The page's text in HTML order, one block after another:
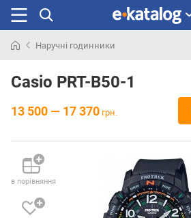
раніше
Наручні годинники
Casio PRT-B50-1
13 500 — 17 370 грн.
в порівняння